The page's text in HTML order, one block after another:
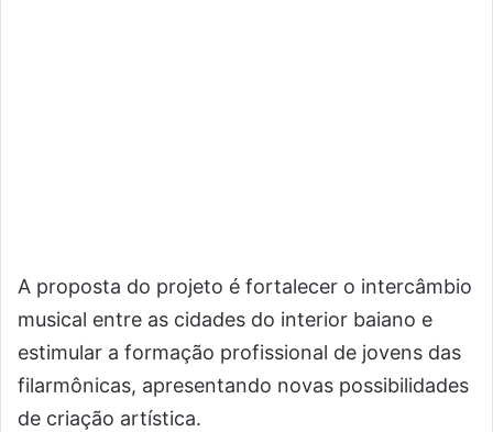
A proposta do projeto é fortalecer o intercâmbio
musical entre as cidades do interior baiano e
estimular a formação profissional de jovens das
filarmônicas, apresentando novas possibilidades
de criação artística.